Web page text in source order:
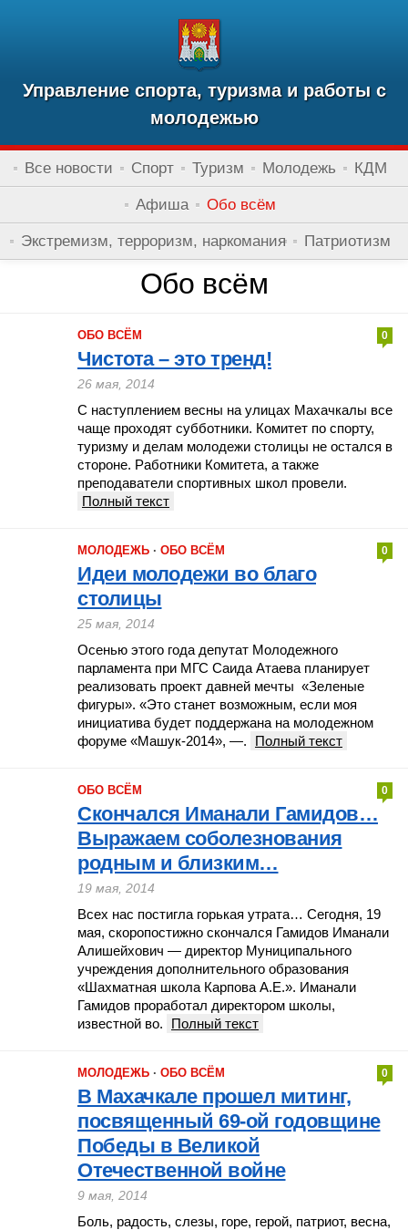
Управление спорта, туризма и работы с
молодежью
Все новости Спорт Туризм Молодежь КДМ
Афиша Обо всём
Экстремизм, терроризм, наркомания Патриотизм
Обо всём
ОБО ВСЁМ 0
Чистота – это тренд!
26 мая, 2014
С наступлением весны на улицах Махачкалы все
чаще проходят субботники. Комитет по спорту,
туризму и делам молодежи столицы не остался в
стороне. Работники Комитета, а также
преподаватели спортивных школ провели.
Полный текст
МОЛОДЕЖЬ · ОБО ВСЁМ 0
Идеи молодежи во благо
столицы
25 мая, 2014
Осенью этого года депутат Молодежного
парламента при МГС Саида Атаева планирует
реализовать проект давней мечты «Зеленые
фигуры». «Это станет возможным, если моя
инициатива будет поддержана на молодежном
форуме «Машук-2014», —.
Полный текст
ОБО ВСЁМ 0
Скончался Иманали Гамидов…
Выражаем соболезнования
родным и близким…
19 мая, 2014
Всех нас постигла горькая утрата… Сегодня, 19
мая, скоропостижно скончался Гамидов Иманали
Алишейхович — директор Муниципального
учреждения дополнительного образования
«Шахматная школа Карпова А.Е.». Иманали
Гамидов проработал директором школы,
известной во.
Полный текст
МОЛОДЕЖЬ · ОБО ВСЁМ 0
В Махачкале прошел митинг,
посвященный 69-ой годовщине
Победы в Великой
Отечественной войне
9 мая, 2014
Боль, радость, слезы, горе, герой, патриот, весна,